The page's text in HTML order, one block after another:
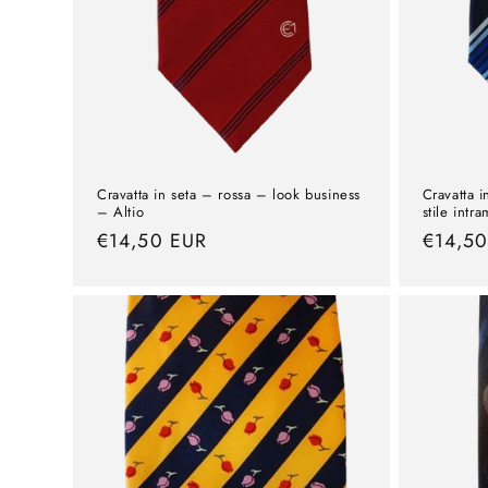
Cravatta in seta – rossa – look business
– Altio
Prezzo
€14,50 EUR
Cravatta
stile
Prezzo